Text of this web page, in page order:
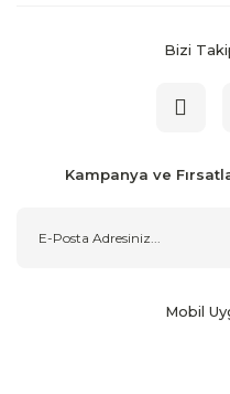
Bizi
Kampanya ve
Mobil